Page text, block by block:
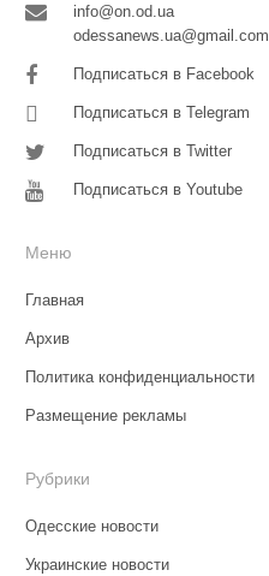
info@on.od.ua
odessanews.ua@gmail.com
Подписаться в Facebook
Подписаться в Telegram
Подписаться в Twitter
Подписаться в Youtube
Меню
Главная
Архив
Политика конфиденциальности
Размещение рекламы
Рубрики
Одесские новости
Украинские новости